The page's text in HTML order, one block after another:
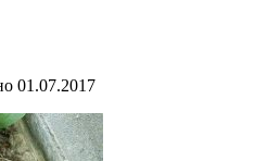
01.07.2017